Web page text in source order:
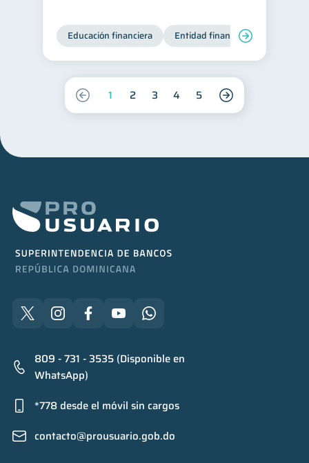
Educación financiera Entidad financiera
1 2 3 4 5
809 - 731 - 3535 (Disponible en
WhatsApp)
*778 desde el móvil sin cargos
contacto@prousuario.gob.do